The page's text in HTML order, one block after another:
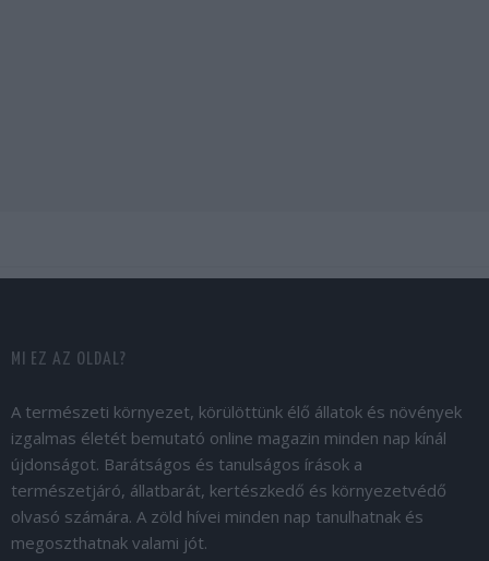
MI EZ AZ OLDAL?
A természeti környezet, körülöttünk élő állatok és növények
izgalmas életét bemutató online magazin minden nap kínál
újdonságot. Barátságos és tanulságos írások a
természetjáró, állatbarát, kertészkedő és környezetvédő
olvasó számára. A zöld hívei minden nap tanulhatnak és
megoszthatnak valami jót.